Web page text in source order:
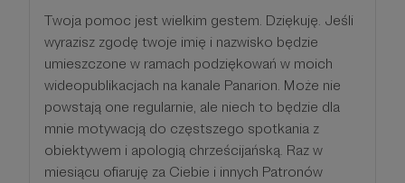
Twoja pomoc jest wielkim gestem. Dziękuję. Jeśli
wyrazisz zgodę twoje imię i nazwisko będzie
umieszczone w ramach podziękowań w moich
wideopublikacjach na kanale Panarion. Może nie
powstają one regularnie, ale niech to będzie dla
mnie motywacją do częstszego spotkania z
obiektywem i apologią chrześcijańską. Raz w
miesiącu ofiaruję za Ciebie i innych Patronów